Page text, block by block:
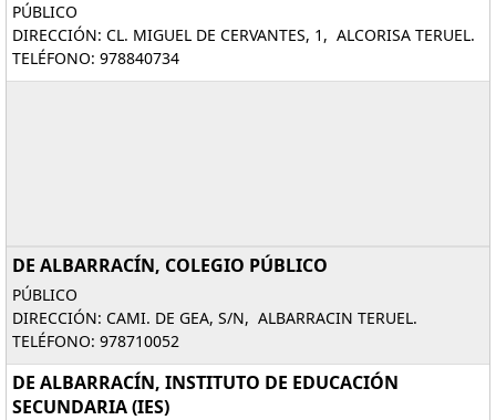
PÚBLICO
DIRECCIÓN: CL. MIGUEL DE CERVANTES, 1, ALCORISA TERUEL.
TELÉFONO: 978840734
DE ALBARRACÍN, COLEGIO PÚBLICO
PÚBLICO
DIRECCIÓN: CAMI. DE GEA, S/N, ALBARRACIN TERUEL.
TELÉFONO: 978710052
DE ALBARRACÍN, INSTITUTO DE EDUCACIÓN
SECUNDARIA (IES)